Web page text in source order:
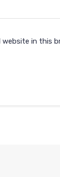
website in this